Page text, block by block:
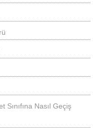
Sınıfına Nasıl Geçiş